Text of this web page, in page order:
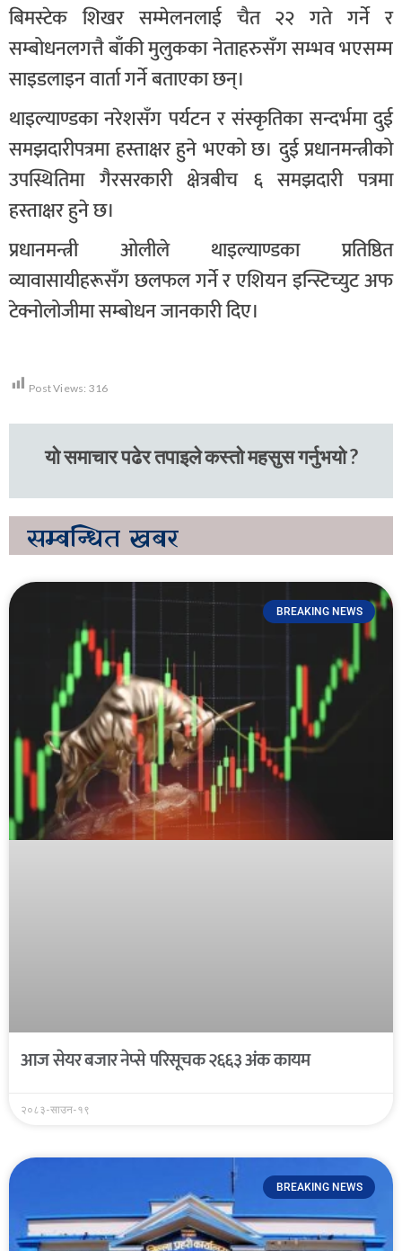
बिमस्टेक शिखर सम्मेलनलाई चैत २२ गते गर्ने र
सम्बोधनलगत्तै बाँकी मुलुकका नेताहरुसँग सम्भव भएसम्म
साइडलाइन वार्ता गर्ने बताएका छन्।
थाइल्याण्डका नरेशसँग पर्यटन र संस्कृतिका सन्दर्भमा दुई
समझदारीपत्रमा हस्ताक्षर हुने भएको छ। दुई प्रधानमन्त्रीको
उपस्थितिमा गैरसरकारी क्षेत्रबीच ६ समझदारी पत्रमा
हस्ताक्षर हुने छ।
प्रधानमन्त्री ओलीले थाइल्याण्डका प्रतिष्ठित
व्यावासायीहरूसँग छलफल गर्ने र एशियन इन्स्टिच्युट अफ
टेक्नोलोजीमा सम्बोधन जानकारी दिए।
Post Views: 316
यो समाचार पढेर तपाइले कस्तो महसुस गर्नुभयो ?
सम्बन्धित खबर
BREAKING NEWS
आज सेयर बजार नेप्से परिसूचक २६६३ अंक कायम
२०८३-साउन-१९
BREAKING NEWS